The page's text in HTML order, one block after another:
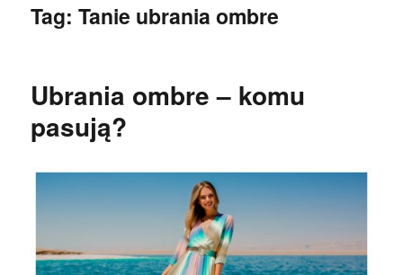
Tag:Tanie ubrania ombre
Ubrania ombre – komu
pasują?